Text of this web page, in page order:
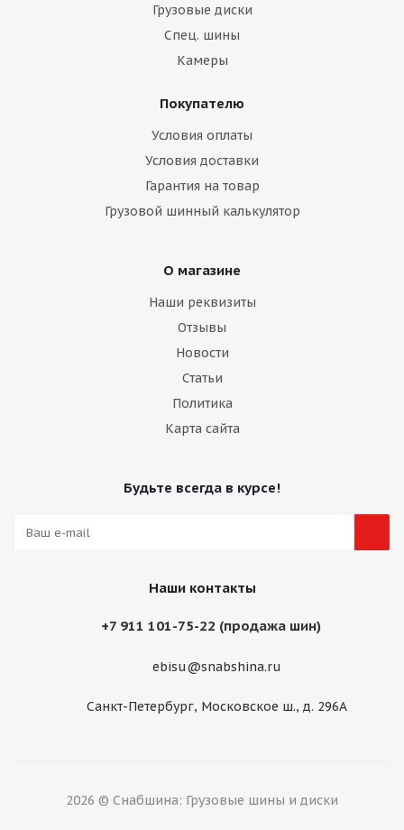
Грузовые диски
Спец. шины
Камеры
Покупателю
Условия оплаты
Условия доставки
Гарантия на товар
Грузовой шинный калькулятор
О магазине
Наши реквизиты
Отзывы
Новости
Статьи
Политика
Карта сайта
Будьте всегда в курсе!
Наши контакты
+7 911 101-75-22 (продажа шин)
ebisu@snabshina.ru
Санкт-Петербург, Московское ш., д. 296А
2026 © Снабшина: Грузовые шины и диски